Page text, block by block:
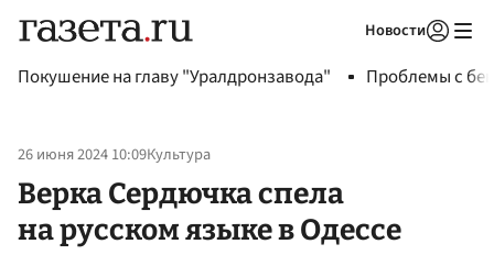
Новости
Покушение на главу "Уралдронзавода" Проблемы с
26 июня 2024 10:09Культура
Верка Сердючка спела
на русском языке в Одессе